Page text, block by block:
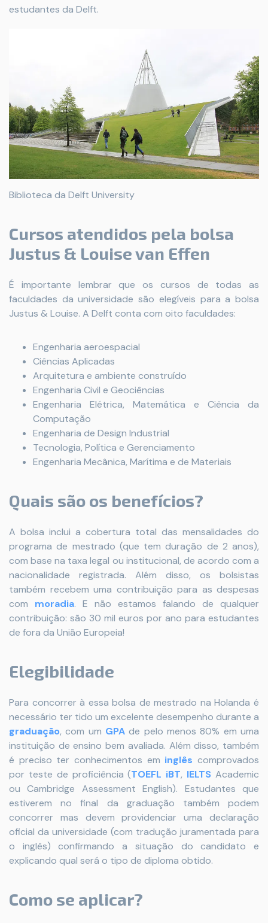
estudantes da Delft.
Biblioteca da Delft University
Cursos atendidos pela bolsa
Justus & Louise van Effen
É importante lembrar que os cursos de todas as
faculdades da universidade são elegíveis para a bolsa
Justus & Louise. A Delft conta com oito faculdades:
Engenharia aeroespacial
Ciências Aplicadas
Arquitetura e ambiente construído
Engenharia Civil e Geociências
Engenharia Elétrica, Matemática e Ciência da
Computação
Engenharia de Design Industrial
Tecnologia, Política e Gerenciamento
Engenharia Mecânica, Marítima e de Materiais
Quais são os benefícios?
A bolsa inclui a cobertura total das mensalidades do
programa de mestrado (que tem duração de 2 anos),
com base na taxa legal ou institucional, de acordo com a
nacionalidade registrada. Além disso, os bolsistas
também recebem uma contribuição para as despesas
com moradia. E não estamos falando de qualquer
contribuição: são 30 mil euros por ano para estudantes
de fora da União Europeia!
Elegibilidade
Para concorrer à essa bolsa de mestrado na Holanda é
necessário ter tido um excelente desempenho durante a
graduação, com um GPA de pelo menos 80% em uma
instituição de ensino bem avaliada. Além disso, também
é preciso ter conhecimentos em inglês comprovados
por teste de proficiência (TOEFL iBT, IELTS Academic
ou Cambridge Assessment English). Estudantes que
estiverem no final da graduação também podem
concorrer mas devem providenciar uma declaração
oficial da universidade (com tradução juramentada para
o inglês) confirmando a situação do candidato e
explicando qual será o tipo de diploma obtido.
Como se aplicar?